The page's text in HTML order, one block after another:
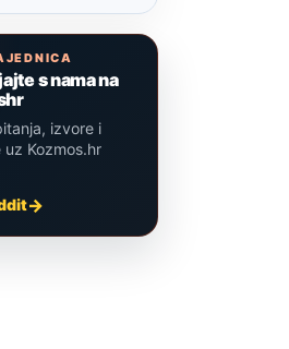
s nama na
izvore i
uz Kozmos.hr